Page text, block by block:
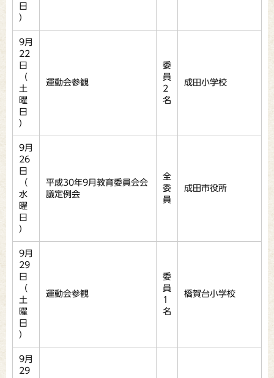
日
）
9月
22
日
（
土
曜
日
）
運動会参観
委
員
2
名
成田小学校
9月
26
日
（
水
曜
日
）
平成30年9月教育委員会会
議定例会
全
委
員
成田市役所
9月
29
日
（
土
曜
日
）
運動会参観
委
員
1
名
橋賀台小学校
9月
29